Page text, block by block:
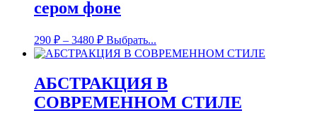
сером фоне
290 ₽ – 3480 ₽ Выбрать...
АБСТРАКЦИЯ В
СОВРЕМЕННОМ СТИЛЕ